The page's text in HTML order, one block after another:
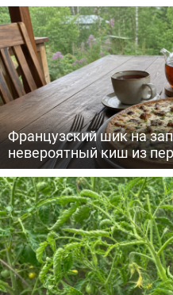
Французский шик на
невероятный киш из